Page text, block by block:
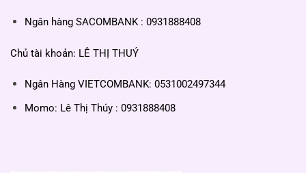
Ngân hàng SACOMBANK : 0931888408
Chủ tài khoản: LÊ THỊ THUÝ
Ngân Hàng VIETCOMBANK: 0531002497344
Momo: Lê Thị Thúy : 0931888408